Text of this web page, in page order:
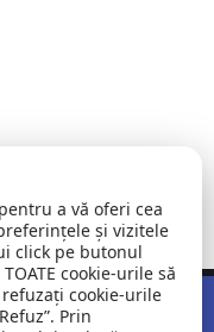
SRL
a vă oferi cea
și vizitele
click pe butonul
cookie-urile să
cookie-urile
Prin